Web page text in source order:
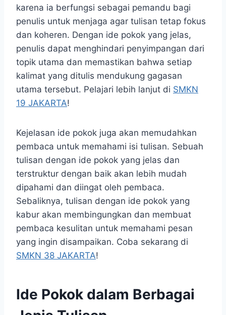
karena ia berfungsi sebagai pemandu bagi
penulis untuk menjaga agar tulisan tetap fokus
dan koheren. Dengan ide pokok yang jelas,
penulis dapat menghindari penyimpangan dari
topik utama dan memastikan bahwa setiap
kalimat yang ditulis mendukung gagasan
utama tersebut. Pelajari lebih lanjut di SMKN
19 JAKARTA!
Kejelasan ide pokok juga akan memudahkan
pembaca untuk memahami isi tulisan. Sebuah
tulisan dengan ide pokok yang jelas dan
terstruktur dengan baik akan lebih mudah
dipahami dan diingat oleh pembaca.
Sebaliknya, tulisan dengan ide pokok yang
kabur akan membingungkan dan membuat
pembaca kesulitan untuk memahami pesan
yang ingin disampaikan. Coba sekarang di
SMKN 38 JAKARTA!
Ide Pokok dalam Berbagai